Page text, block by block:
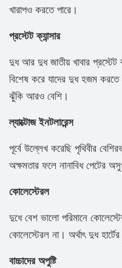
খারাপও করতে পারে।
প্রস্টেট ক্যান্সার
দুধ আর দুধ জাতীয় খাবার প্রস্টেট
বিশেষ করে যাদের দুধ হজম
ঝুঁকি আরও বেশি।
ল্যাক্টোজ ইনটলারেন্স
পূর্বে উল্লেখ করেছি পৃথিবীর
অক্ষমতার ফলে নানাবিধ পেটের
কোলেস্টেরল
দুধে বেশ ভালো পরিমানে
কোলেস্টেরল না। অর্থাৎ দুধ
বাচ্চাদের অপুষ্টি